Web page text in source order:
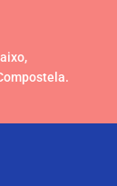
,
.